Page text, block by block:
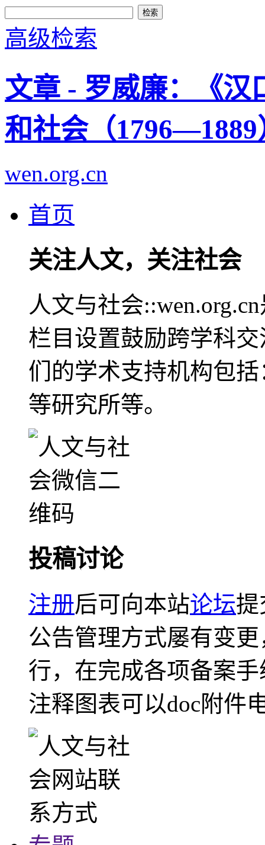
高级检索
文章 - 罗威廉：《汉
和社会（
wen.org.cn
首页
关注人文，关注社会
人文与社会
栏目设置鼓励跨学科
们的学术支持机构包
等研究所等。
投稿讨论
注册后可向本站论坛提
公告管理方式屡有变
行，在完成各项备案
注释图表可以doc附件